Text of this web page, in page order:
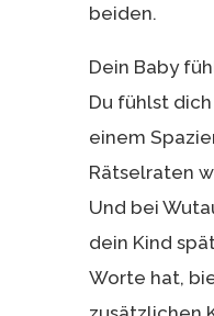
beiden.
Dein Baby
Du fühlst
einem
Rätselraten
Und bei
dein Kind
Worte hat,